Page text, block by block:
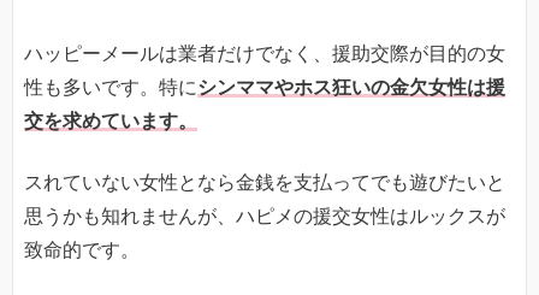
ハッピーメールは業者だけでなく、援助交際が目的の女
性も多いです。特にシンママやホス狂いの金欠女性は援
交を求めています。
スれていない女性となら金銭を支払ってでも遊びたいと
思うかも知れませんが、ハピメの援交女性はルックスが
致命的です。